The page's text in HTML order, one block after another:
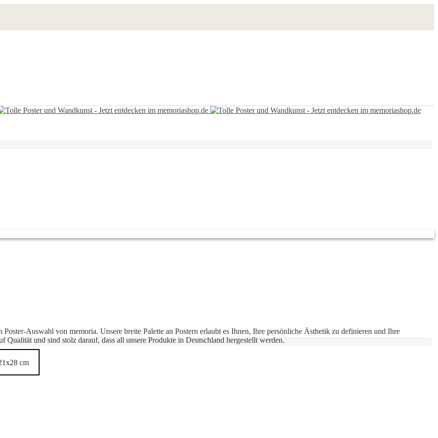
Auswahl von memoria. Unsere breite Palette an Postern erlaubt es Ihnen, Ihre persönliche Ästhetik zu definieren und Ihre
und sind stolz darauf, dass all unsere Produkte in Deutschland hergestellt werden.